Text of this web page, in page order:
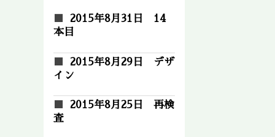
2015年8月31日 14
本目
2015年8月29日 デザ
イン
2015年8月25日 再検
査